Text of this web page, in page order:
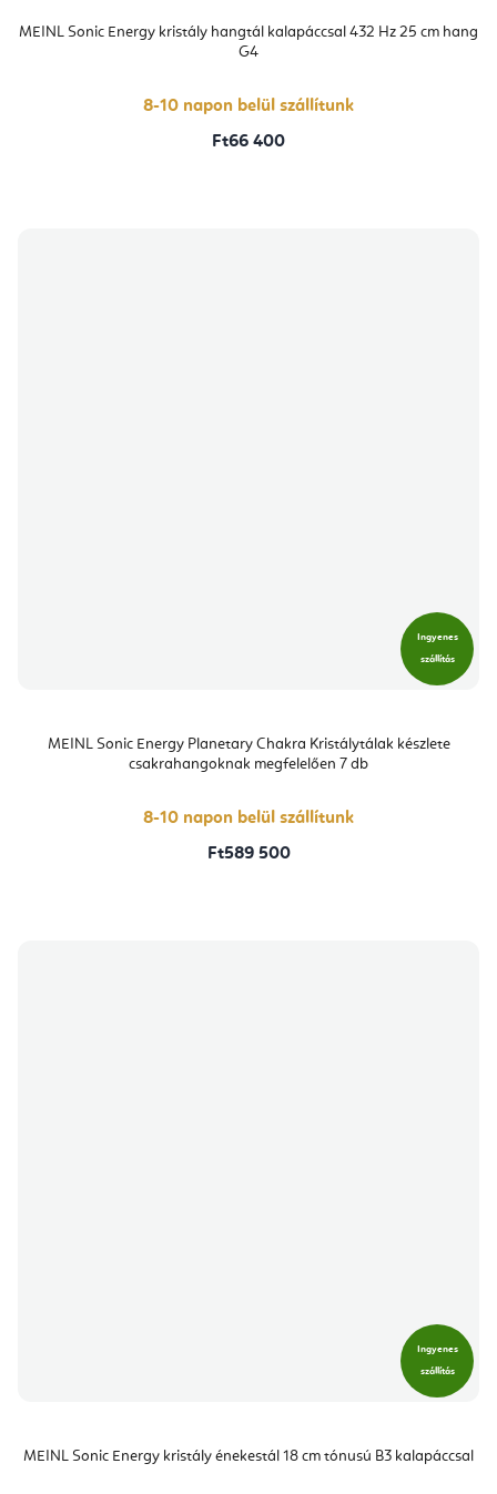
MEINL Sonic Energy kristály hangtál kalapáccsal 432 Hz 25 cm hang
G4
8-10 napon belül szállítunk
Ft66 400
Ingyenes
szállítás
MEINL Sonic Energy Planetary Chakra Kristálytálak készlete
csakrahangoknak megfelelően 7 db
8-10 napon belül szállítunk
Ft589 500
Ingyenes
szállítás
MEINL Sonic Energy kristály énekestál 18 cm tónusú B3 kalapáccsal